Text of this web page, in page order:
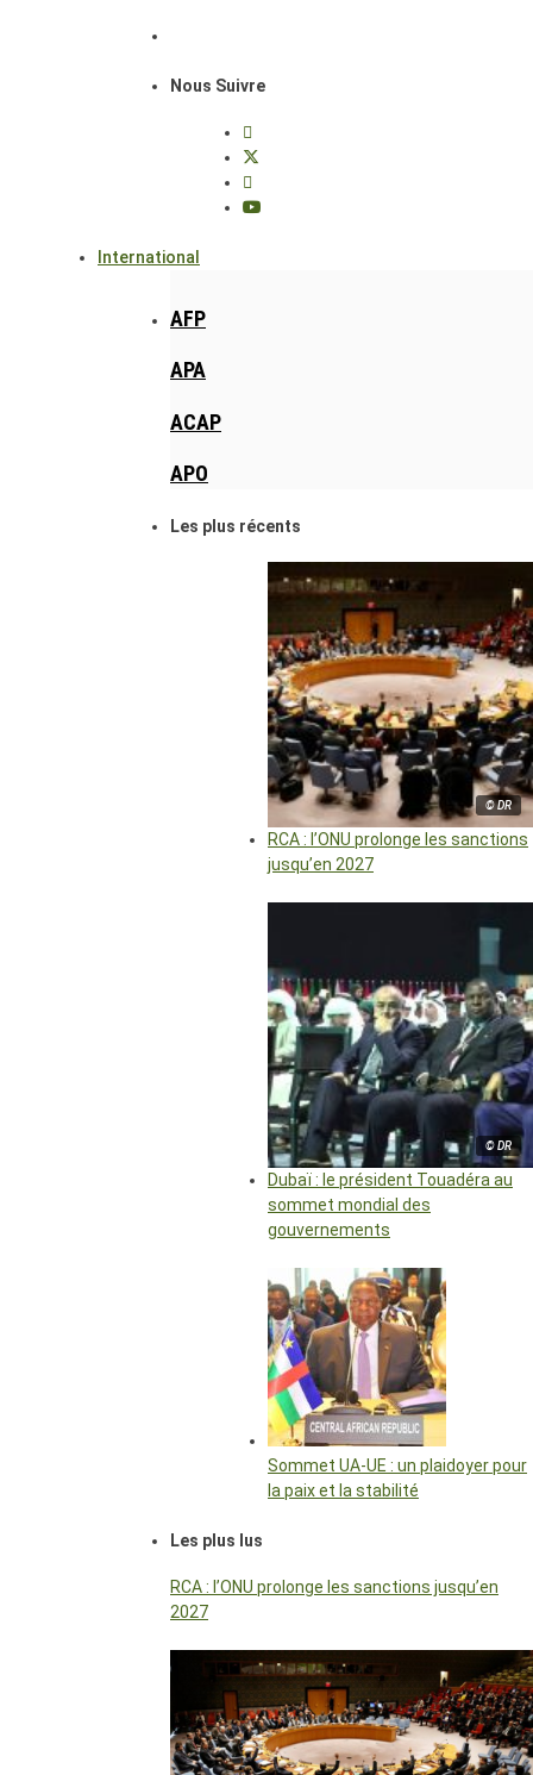
Nous Suivre
International
AFP
APA
ACAP
APO
Les plus récents
© DR
RCA : l’ONU prolonge les sanctions
jusqu’en 2027
© DR
Dubaï : le président Touadéra au
sommet mondial des
gouvernements
Sommet UA-UE : un plaidoyer pour
la paix et la stabilité
Les plus lus
RCA : l’ONU prolonge les sanctions jusqu’en
2027